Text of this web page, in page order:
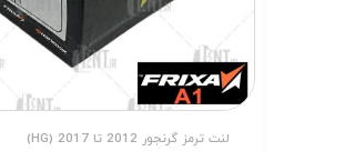
لنت ترمز گرنجور 2012 تا 2017 (HG)